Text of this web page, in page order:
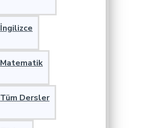
İngilizce
Matematik
Tüm Dersler